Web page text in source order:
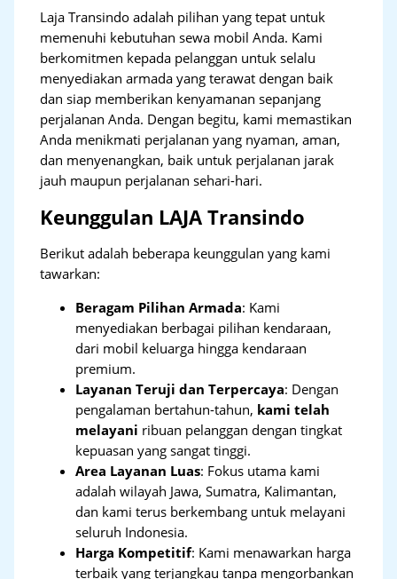
Laja Transindo adalah pilihan yang tepat untuk
memenuhi kebutuhan sewa mobil Anda. Kami
berkomitmen kepada pelanggan untuk selalu
menyediakan armada yang terawat dengan baik
dan siap memberikan kenyamanan sepanjang
perjalanan Anda. Dengan begitu, kami memastikan
Anda menikmati perjalanan yang nyaman, aman,
dan menyenangkan, baik untuk perjalanan jarak
jauh maupun perjalanan sehari-hari.
Keunggulan LAJA Transindo
Berikut adalah beberapa keunggulan yang kami
tawarkan:
Beragam Pilihan Armada: Kami
menyediakan berbagai pilihan kendaraan,
dari mobil keluarga hingga kendaraan
premium.
Layanan Teruji dan Terpercaya: Dengan
pengalaman bertahun-tahun, kami telah
melayani ribuan pelanggan dengan tingkat
kepuasan yang sangat tinggi.
Area Layanan Luas: Fokus utama kami
adalah wilayah Jawa, Sumatra, Kalimantan,
dan kami terus berkembang untuk melayani
seluruh Indonesia.
Harga Kompetitif: Kami menawarkan harga
terbaik yang terjangkau tanpa mengorbankan